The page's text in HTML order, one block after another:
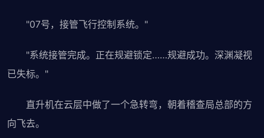
"07号，接管飞行控制系统。"
"系统接管完成。正在规避锁定……规避成功。深渊凝视
已失标。"
直升机在云层中做了一个急转弯，朝着稽查局总部的方
向飞去。